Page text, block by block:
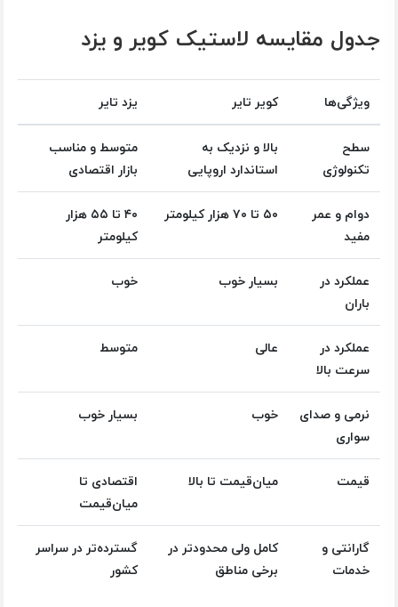
جدول مقایسه لاستیک کویر و یزد
ویژگی‌ها کویر تایر یزد تایر
سطح
تکنولوژی
بالا و نزدیک به
استاندارد اروپایی
متوسط و مناسب
بازار اقتصادی
دوام و عمر
مفید
۵۰ تا ۷۰ هزار کیلومتر
۴۰ تا ۵۵ هزار
کیلومتر
عملکرد در
باران
بسیار خوب خوب
عملکرد در
سرعت بالا
عالی متوسط
نرمی و صدای
سواری
خوب بسیار خوب
قیمت میان‌قیمت تا بالا
اقتصادی تا
میان‌قیمت
گارانتی و
خدمات
کامل ولی محدودتر در
برخی مناطق
گسترده‌تر در سراسر
کشور